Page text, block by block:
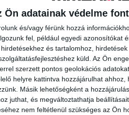
Ön adatainak védelme
és/vagy férünk hozzá
fel, például egyedi azonosítókat
és tartalomhoz,
küld. Az Ön
szerzett pontos geolokációs
helyre kattintva hozzájárulhat
Másik lehetőségként a
juthat, és megváltoztathatja beállításait.
nem feltétlenül szükséges az Ön